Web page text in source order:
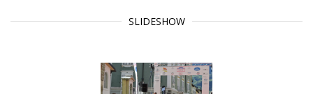
SLIDESHOW